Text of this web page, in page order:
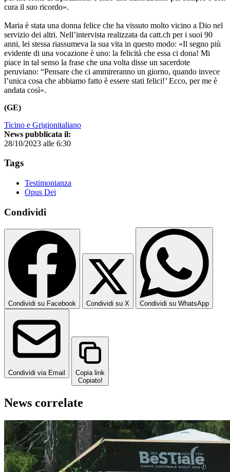
cura il suo ricordo».
Maria è stata una donna felice che ha vissuto molto vicino a Dio nel
servizio dei altri. Nell’intervista realizzata da catt.ch per i suoi 90
anni, lei stessa riassumeva la sua vita in questo modo: «Il segno più
evidente di una vocazione è uno: la felicità che essa ci dona! Mi
piace in tal senso la frase che una volta disse un sacerdote
peruviano: “Pensare che ci ammireranno un giorno, quando invece
l’unica cosa che abbiamo fatto è essere stati felici!’ Ecco, per me è
andata così».
(GE)
Ticino e Grigionitaliano
News pubblicata il:
28/10/2023 alle 6:30
Tags
Testimonianza
Opus Dei
Condividi
Condividi su Facebook Condividi su X Condividi su WhatsApp
Condividi via Email
Copia link
Copiato!
News correlate